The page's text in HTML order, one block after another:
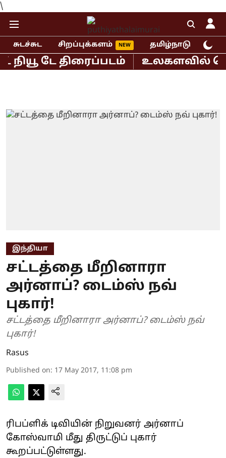
\
சுடச்சுட சிறப்புக்களம் தமிழ்நாடு
டே திரைப்படம் உலகளவில்
இந்தியா
சட்டத்தை மீறினாரா
அர்னாப்? டைம்ஸ் நவ்
புகார்!
சட்டத்தை மீறினாரா அர்னாப்? டைம்ஸ் நவ்
புகார்!
Rasus
Published on: 17 May 2017, 11:08 pm
ரிபப்ளிக் டிவியின் நிறுவனர் அர்னாப்
கோஸ்வாமி மீது திருட்டுப் புகார்
கூறப்பட்டுள்ளது.